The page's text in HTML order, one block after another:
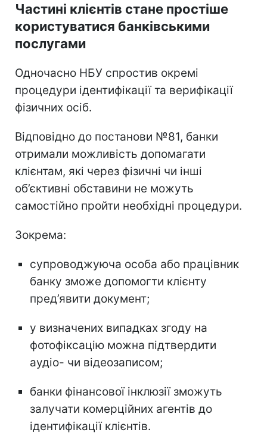
Частині клієнтів стане простіше
користуватися банківськими
послугами
Одночасно НБУ спростив окремі
процедури ідентифікації та верифікації
фізичних осіб.
Відповідно до постанови №81, банки
отримали можливість допомагати
клієнтам, які через фізичні чи інші
об’єктивні обставини не можуть
самостійно пройти необхідні процедури.
Зокрема:
супроводжуюча особа або працівник
банку зможе допомогти клієнту
пред’явити документ;
у визначених випадках згоду на
фотофіксацію можна підтвердити
аудіо- чи відеозаписом;
банки фінансової інклюзії зможуть
залучати комерційних агентів до
ідентифікації клієнтів.